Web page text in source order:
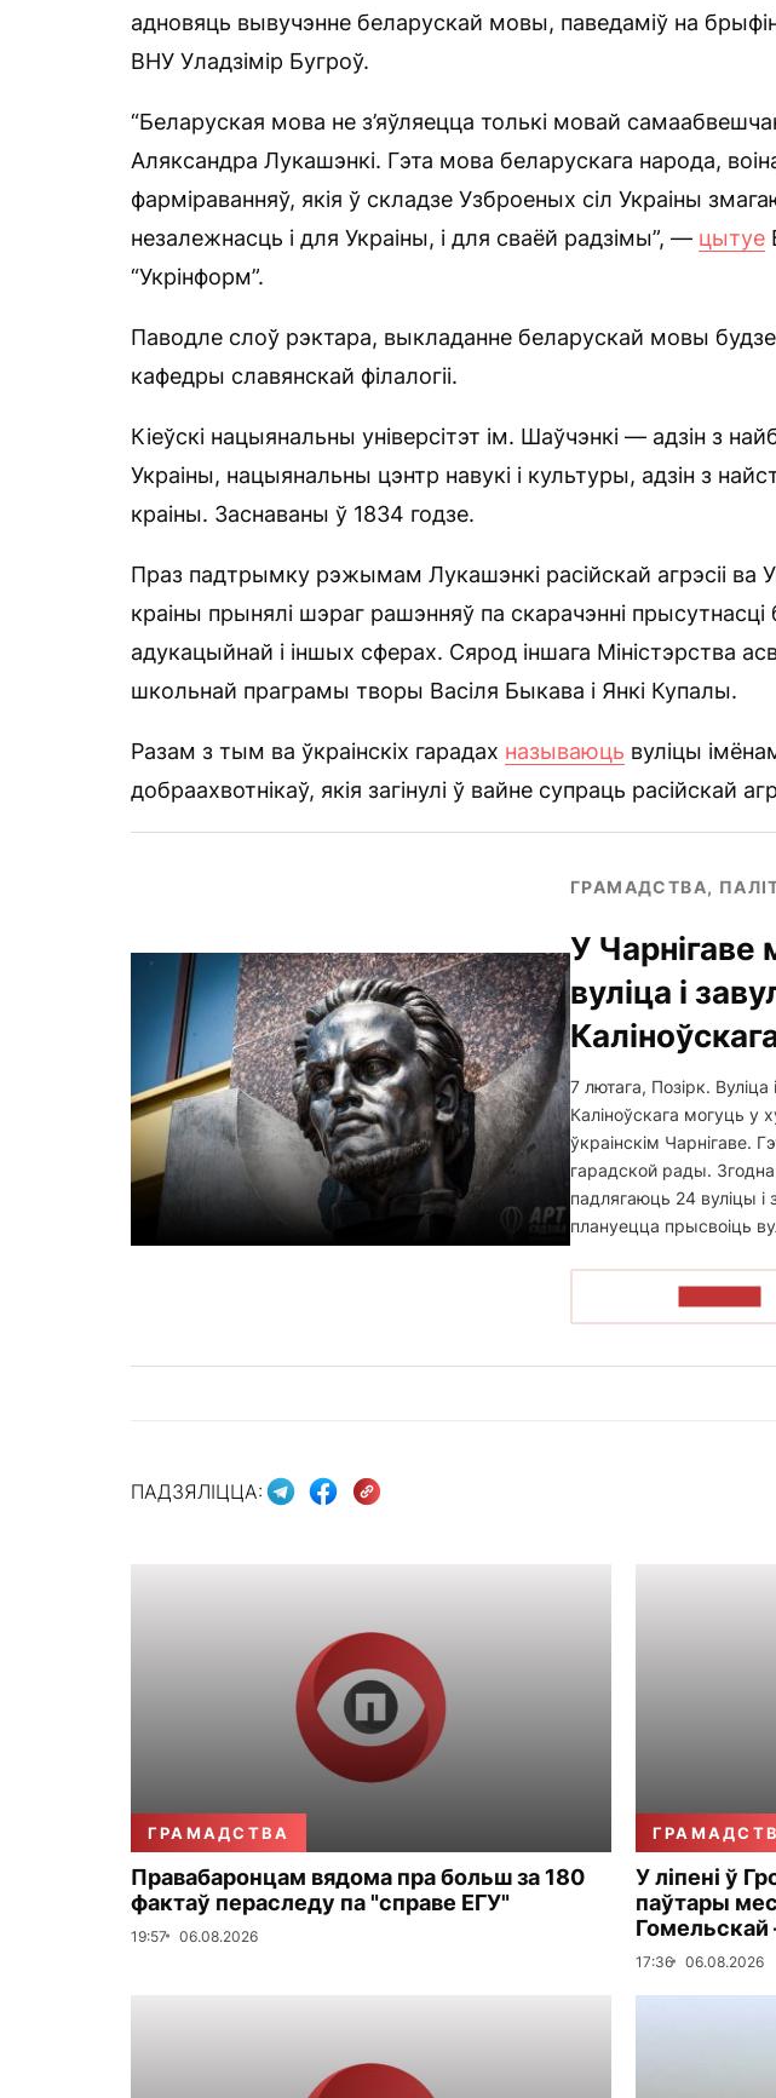
адновяць вывучэнне беларускай мовы, паведаміў на
ВНУ Уладзімір Бугроў.
“Беларуская мова не з’яўляецца толькі мовай
Аляксандра Лукашэнкі. Гэта мова беларускага народа,
фарміраванняў, якія ў складзе Узброеных сіл Украіны
незалежнасць і для Украіны, і для сваёй радзімы”, — цытуе
“Укрінформ”.
Паводле слоў рэктара, выкладанне беларускай мовы будзе
кафедры славянскай філалогіі.
Кіеўскі нацыянальны універсітэт ім. Шаўчэнкі — адзін з
Украіны, нацыянальны цэнтр навукі і культуры, адзін з
краіны. Заснаваны ў 1834 годзе.
Праз падтрымку рэжымам Лукашэнкі расійскай агрэсіі ва
краіны прынялі шэраг рашэнняў па скарачэнні
адукацыйнай і іншых сферах. Сярод іншага Міністэрства
школьнай праграмы творы Васіля Быкава і Янкі Купалы.
Разам з тым ва ўкраінскіх гарадах называюць вуліцы
добраахвотнікаў, якія загінулі ў вайне супраць расійскай
ГРАМАДСТВА,
У Чарнігаве
вуліца і
7 лютага, Позірк. Вуліца
Каліноўскага могуць у
ўкраінскім Чарнігаве.
гарадской рады.
падлягаюць 24 вуліцы і
плануецца прысвоіць
ПАДЗЯЛІЦЦА:
ГРАМАДСТВА
Правабаронцам вядома пра больш за 180
фактаў пераследу па "справе ЕГУ"
19:57 06.08.2026
У ліпені ў
паўтары
17:36 06.08.2026